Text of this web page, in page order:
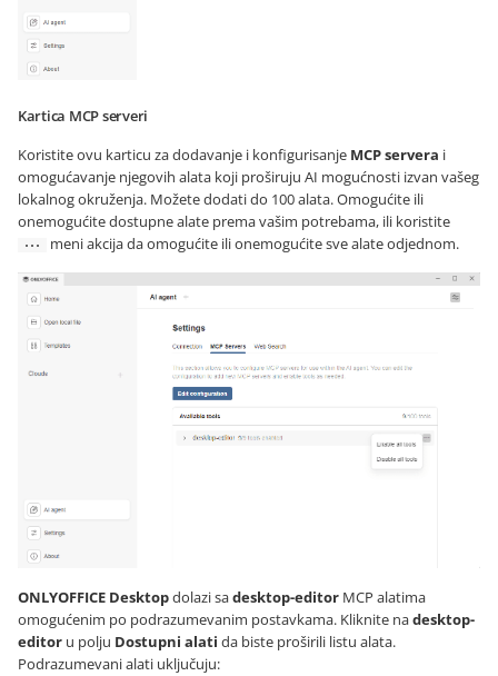
Kartica MCP serveri
Koristite ovu karticu za dodavanje i konfigurisanje MCP servera i
omogućavanje njegovih alata koji proširuju AI mogućnosti izvan vašeg
lokalnog okruženja. Možete dodati do 100 alata. Omogućite ili
onemogućite dostupne alate prema vašim potrebama, ili koristite
meni akcija da omogućite ili onemogućite sve alate odjednom.
ONLYOFFICE Desktopdolazi sadesktop-editor MCP alatima
omogućenim po podrazumevanim postavkama. Kliknite nadesktop-
editor u polju Dostupni alati da biste proširili listu alata.
Podrazumevani alati uključuju: